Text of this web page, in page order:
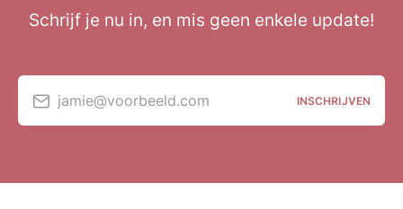
Schrijf je nu in, en mis geen enkele update!
jamie@voorbeeld.com INSCHRIJVEN